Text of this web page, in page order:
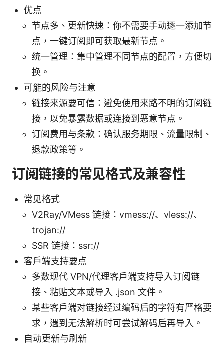
优点
节点多、更新快速：你不需要手动逐一添加节
点，一键订阅即可获取最新节点。
统一管理：集中管理不同节点的配置，方便切
换。
可能的风险与注意
链接来源要可信：避免使用来路不明的订阅链
接，以免暴露数据或连接到恶意节点。
订阅费用与条款：确认服务期限、流量限制、
退款政策等。
订阅链接的常见格式及兼容性
常见格式
V2Ray/VMess 链接：vmess://、vless://、
trojan://
SSR 链接：ssr://
客户端支持要点
多数现代 VPN/代理客户端支持导入订阅链
接、粘贴文本或导入 .json 文件。
某些客户端对链接经过编码后的字符有严格要
求，遇到无法解析时可尝试解码后再导入。
自动更新与刷新